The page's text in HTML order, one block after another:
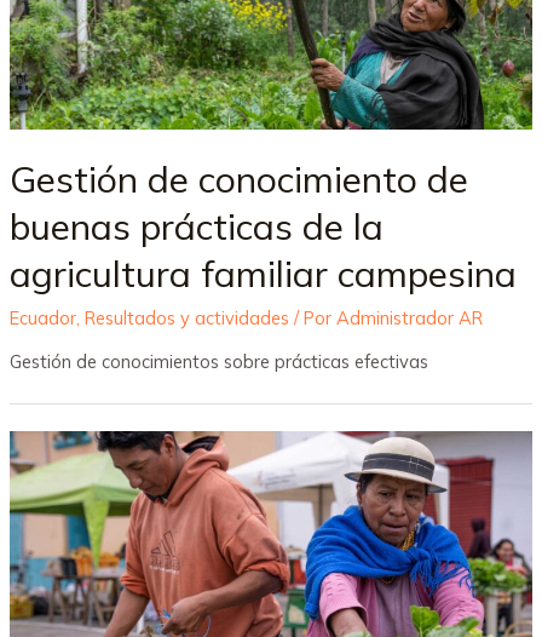
Gestión de conocimiento de
buenas prácticas de la
agricultura familiar campesina
Ecuador, Resultados y actividades / Por Administrador AR
Gestión de conocimientos sobre prácticas efectivas